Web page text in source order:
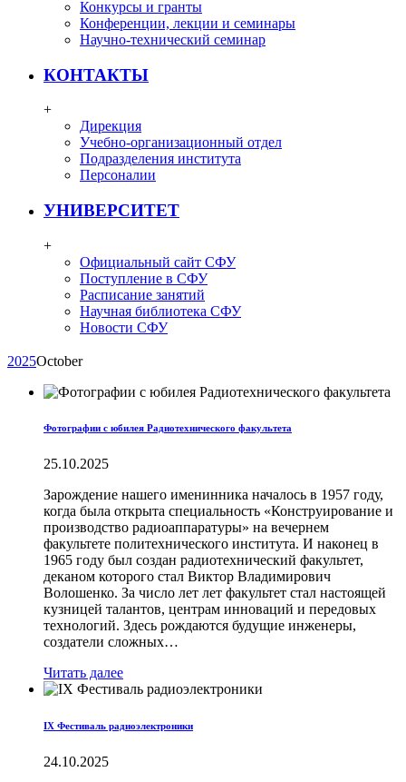
Конкурсы и гранты
Конференции, лекции и семинары
Научно-технический семинар
КОНТАКТЫ
+
Дирекция
Учебно-организационный отдел
Подразделения института
Персоналии
УНИВЕРСИТЕТ
+
Официальный сайт СФУ
Поступление в СФУ
Расписание занятий
Научная библиотека СФУ
Новости СФУ
2025October
Фотографии с юбилея Радиотехнического факультета
25.10.2025
Зарождение нашего именинника началось в 1957 году,
когда была открыта специальность «Конструирование и
производство радиоаппаратуры» на вечернем
факультете политехнического института. И наконец в
1965 году был создан радиотехнический факультет,
деканом которого стал Виктор Владимирович
Волошенко. За число лет лет факультет стал настоящей
кузницей талантов, центрaм инноваций и передовых
технологий. Здесь рождаются будущие инженеры,
создатели сложных…
Читать далее
IX Фестиваль радиоэлектроники
24.10.2025